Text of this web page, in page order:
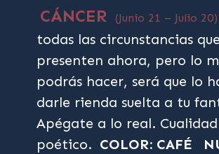
CÁNCER (Junio 21 – Julio 20)
todas las circunstancias
presenten ahora, pero lo
podrás hacer, será que lo
darle rienda suelta a tu
Apégate a lo real.
poético. COLOR: CAFÉ